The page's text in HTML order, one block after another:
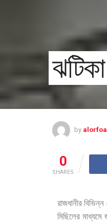
by
0
SHARES
রাজধানীর বিভিন্ন
মিছিলের মাধ্যমে